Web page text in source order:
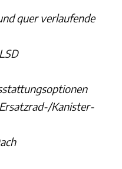
quer verlaufende
Kanister-